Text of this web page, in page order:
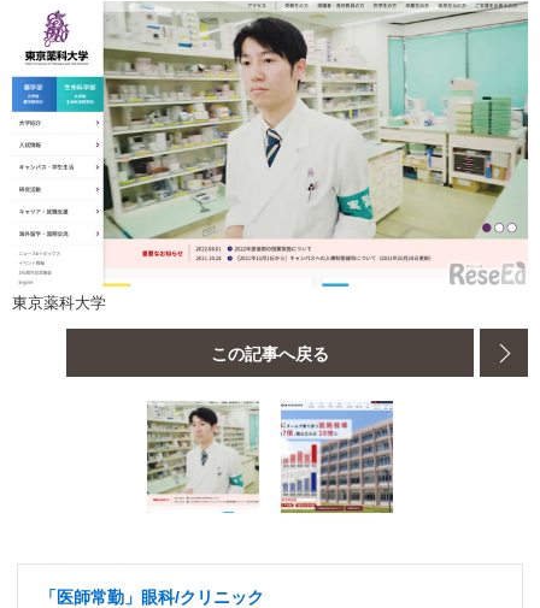
東京薬科大学
この記事へ戻る
「医師常勤」眼科/クリニック